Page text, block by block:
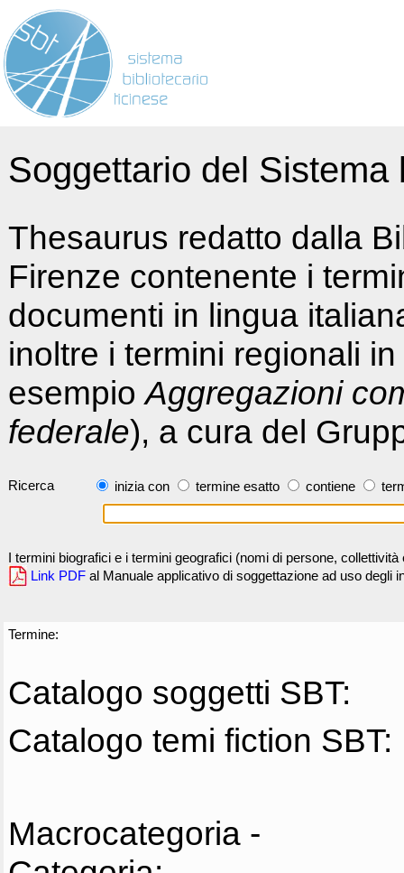
Soggettario del
Thesaurus redatto dalla
Firenze contenente i
documenti in lingua
inoltre i termini regionali
esempioAggregazioni
federale), a cura del
Ricerca inizia con termine esatto contiene
I termini biografici e i termini geografici (nomi di persone,
Link PDF al Manuale applicativo di soggettazione ad uso degli
Termine:
Catalogo soggetti SBT:
Catalogo temi fiction SBT:
Macrocategoria -